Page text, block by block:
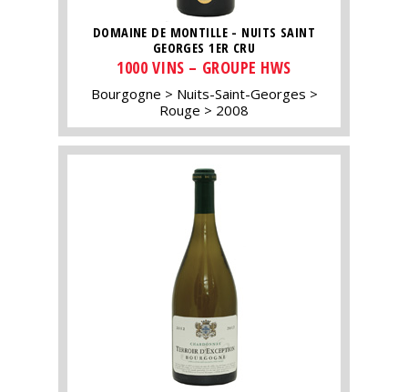
DOMAINE DE MONTILLE - NUITS SAINT
GEORGES 1ER CRU
1000 VINS – GROUPE HWS
Bourgogne
Nuits-Saint-Georges
Rouge
2008